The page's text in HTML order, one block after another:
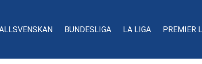
BUNDESLIGA LA LIGA PREMIER